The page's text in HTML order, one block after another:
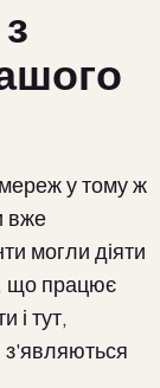
з
у тому ж
вже
могли діяти
що працює
і тут,
з'являються